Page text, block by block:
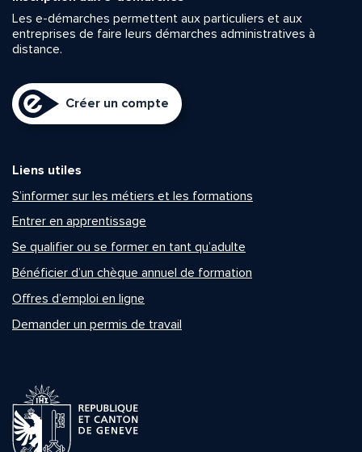
Les e-démarches permettent aux particuliers et aux
entreprises de faire leurs démarches administratives à
distance.
Créer un compte
Liens utiles
S’informer sur les métiers et les formations
Entrer en apprentissage
Se qualifier ou se former en tant qu’adulte
Bénéficier d’un chèque annuel de formation
Offres d’emploi en ligne
Demander un permis de travail